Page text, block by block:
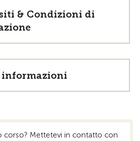
& Condizioni di
corso? Mettetevi in ​​contatto con